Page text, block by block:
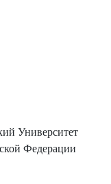
Университет
Федерации